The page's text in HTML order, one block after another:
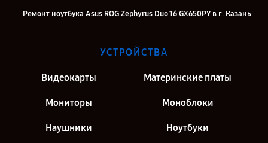
Ремонт ноутбука Asus ROG Zephyrus Duo 16 GX650PY в г. Казань
Ремонт ноутбука Asus ROG Zephyrus Duo 16 GX650PY в г. Санкт-
УСТРОЙСТВА
Видеокарты Материнские платы
Мониторы Моноблоки
Наушники Ноутбуки